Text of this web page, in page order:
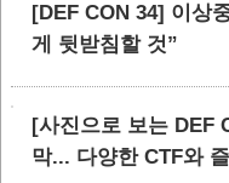
[DEF CON 34] 이상
게 뒷받침할 것”
[사진으로 보는 DEF
막... 다양한 CTF와